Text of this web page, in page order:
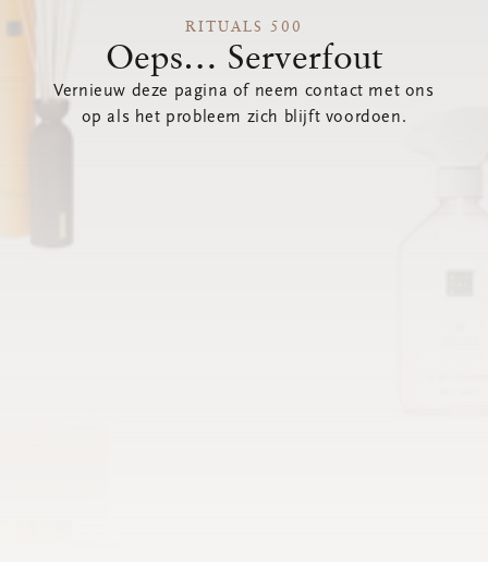
RITUALS 500
Oeps… Serverfout
Vernieuw deze pagina of neem contact met ons
op als het probleem zich blijft voordoen.